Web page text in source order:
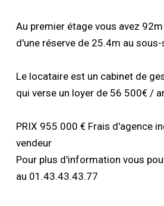
Au premier étage vous avez
d'une réserve de 25.4m au sous-
Le locataire est un cabinet de
qui verse un loyer de 56 500€ /
PRIX 955 000 € Frais d'agence
vendeur
Pour plus d'information vous
au 01.43.43.43.77